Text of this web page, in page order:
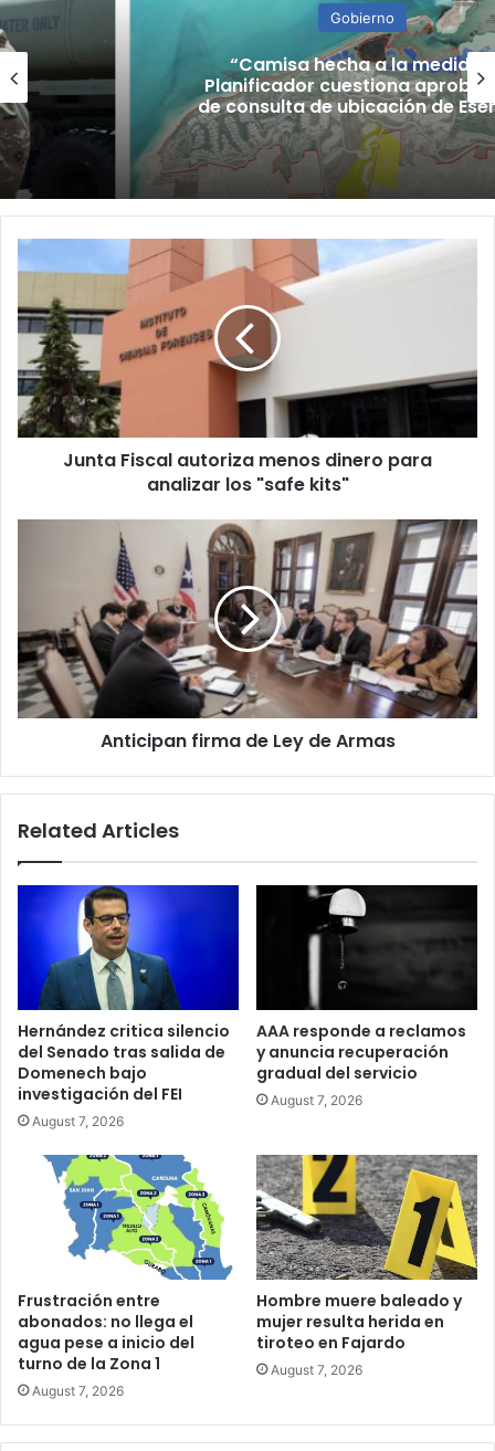
“Camisa hecha a la medida”:
Planificador cuestiona aprobación
de consulta de ubicación de Esencia
Junta
Fiscal
autoriza
menos
dinero
para
analizar
los
"safe
Junta Fiscal autoriza menos dinero para
analizar los "safe kits"
Armas
Anticipan firma de Ley de Armas
Related Articles
Hernández critica silencio
del Senado tras salida de
Domenech bajo
investigación del FEI
August 7, 2026
AAA responde a reclamos
y anuncia recuperación
gradual del servicio
August 7, 2026
Frustración entre
abonados: no llega el
agua pese a inicio del
turno de la Zona 1
August 7, 2026
Hombre muere baleado y
mujer resulta herida en
tiroteo en Fajardo
August 7, 2026